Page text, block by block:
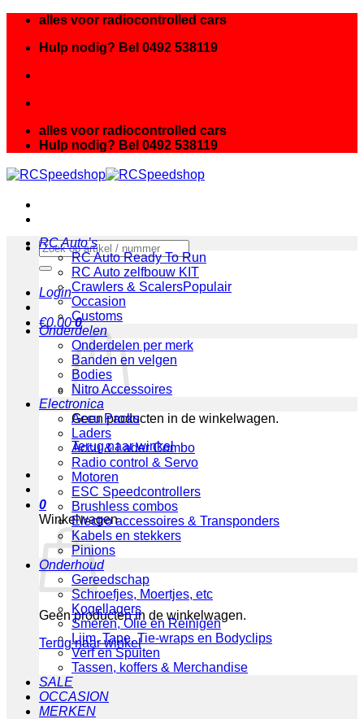
inhoud
alles voor radiocontrolled cars
Hulp nodig? Bel 0492 538119
alles voor radiocontrolled cars
Hulp nodig? Bel 0492 538119
Zoeken
naar:
Login
€0.00 0
Geen producten in de winkelwagen.
Terug naar winkel
0
Winkelwagen
Geen producten in de winkelwagen.
Terug naar winkel
RC Auto’s
RC Auto Ready To Run
RC Auto zelfbouw KIT
Crawlers & Scalers
Occasion
Customs
Onderdelen
Onderdelen per merk
Banden en velgen
Bodies
Nitro Accessoires
Electronica
Accu Packs
Laders
Accu & Lader Combo
Radio control & Servo
Motoren
ESC Speedcontrollers
Brushless combos
Electro accessoires & Transponders
Kabels en stekkers
Pinions
Onderhoud
Gereedschap
Schroefjes, Moertjes, etc
Kogellagers
Smeren, Olie en Reinigen
Lijm, Tape, Tie-wraps en Bodyclips
Verf en Spuiten
Tassen, koffers & Merchandise
SALE
OCCASION
MERKEN